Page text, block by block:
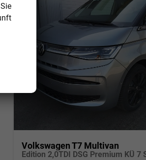
Volkswagen T7 Multivan
Edition 2,0TDI DSG Premium KÜ 7